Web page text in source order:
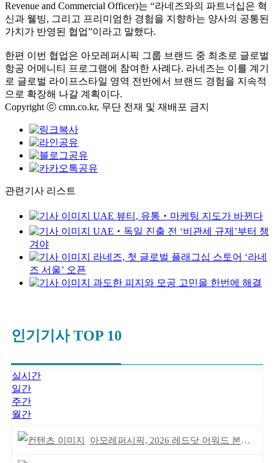
Revenue and Commercial Officer)는 “라네즈와의 파트너십은 혁
신과 웰빙, 그리고 프리미엄한 경험을 지향하는 양사의 공통된
가치가 반영된 협업”이라고 말했다.
한편 이번 협업은 아모레퍼시픽 그룹 브랜드 중 최초로 글로벌
항공 어메니티 프로그램에 참여한 사례다. 라네즈는 이를 계기
로 글로벌 라이프스타일 영역 전반에서 브랜드 경험을 지속적
으로 확장해 나갈 계획이다.
Copyright ⓒ cmn.co.kr, 무단 전재 및 재배포 금지
관련기사 리스트
UAE 뷰티, 유통‧마케팅 지도가 바뀐다
UAE‧독일 진출 전 ‘비관세 규제’부터 챙
겨야
라네즈, 첫 글로벌 플래그십 스토어 ‘라네
즈 서울’ 오픈
과도한 피지와 모공 고민을 한번에 해결
인기기사 TOP 10
실시간
일간
주간
월간
아모레퍼시픽, 2026 레드닷 어워드 본상 2개 수상